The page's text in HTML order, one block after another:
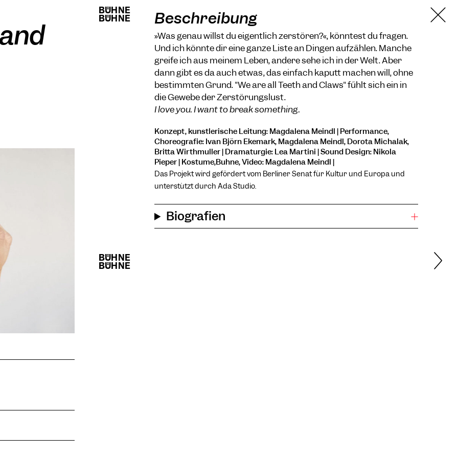
BÜHNE
BÜHNE
BÜHNE
BÜHNE Beschreibung
»Was genau willst du eigentlich zerstören?«, könntest du fragen.
Und ich könnte dir eine ganze Liste an Dingen aufzählen. Manche
greife ich aus meinem Leben, andere sehe ich in der Welt. Aber
dann gibt es da auch etwas, das einfach kaputt machen will, ohne
bestimmten Grund. "We are all Teeth and Claws" fühlt sich ein in
die Gewebe der Zerstörungslust.
I love you. I want to break something.
Konzept, künstlerische Leitung: Magdalena Meindl | Performance,
Choreografie: Ivan Björn Ekemark, Magdalena Meindl, Dorota Michalak,
Britta Wirthmüller | Dramaturgie: Lea Martini | Sound Design: Nikola
Pieper | Kostüme,Bühne, Video: Magdalena Meindl |
Das Projekt wird gefördert vom Berliner Senat für Kultur und Europa und
unterstützt durch Ada Studio.
Biografien